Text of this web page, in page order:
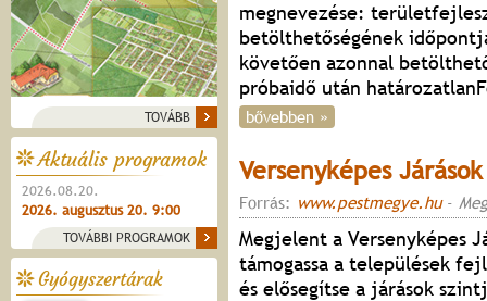
TOVÁBB
Aktuális programok
2026.08.20.
2026. augusztus 20. 9:00
TOVÁBBI PROGRAMOK
Gyógyszertárak
megnevezése:
betölthetőségének
követően azonnal
próbaidő után
bővebben »
Versenyképes
Forrás: www.pestmegye.hu-
Megjelent a Versenyképes
támogassa a települések
és elősegítse a járások